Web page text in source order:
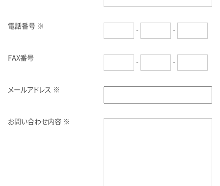
電話番号 ※ - -
FAX番号 - -
メールアドレス ※
お問い合わせ内容 ※